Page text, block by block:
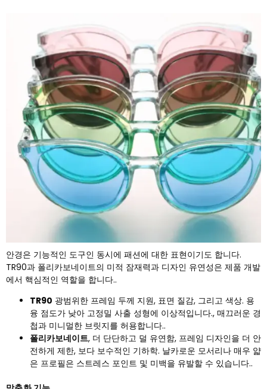
안경은 기능적인 도구인 동시에 패션에 대한 표현이기도 합니다.
TR90과 폴리카보네이트의 미적 잠재력과 디자인 유연성은 제품 개발
에서 핵심적인 역할을 합니다..
TR90 광범위한 프레임 두께 지원, 표면 질감, 그리고 색상. 용
융 점도가 낮아 고정밀 사출 성형에 이상적입니다., 매끄러운 경
첩과 미니멀한 브릿지를 허용합니다..
폴리카보네이트, 더 단단하고 덜 유연함, 프레임 디자인을 더 안
전하게 제한, 보다 보수적인 기하학. 날카로운 모서리나 매우 얇
은 프로필은 스트레스 포인트 및 미백을 유발할 수 있습니다..